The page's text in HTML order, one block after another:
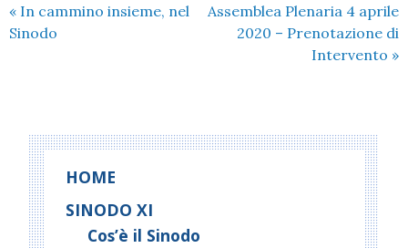
« In cammino insieme, nel
Sinodo
Assemblea Plenaria 4 aprile
2020 – Prenotazione di
Intervento »
HOME
SINODO XI
Cos’è il Sinodo